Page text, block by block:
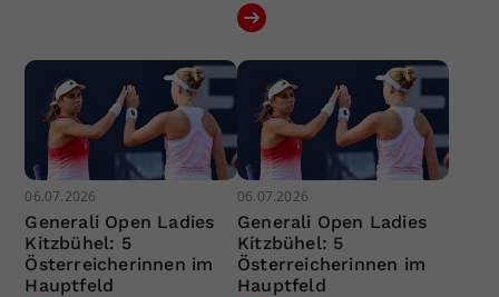
06.07.2026
Generali Open Ladies
Kitzbühel: 5
Österreicherinnen im
Hauptfeld
06.07.2026
Generali Open Ladies
Kitzbühel: 5
Österreicherinnen im
Hauptfeld